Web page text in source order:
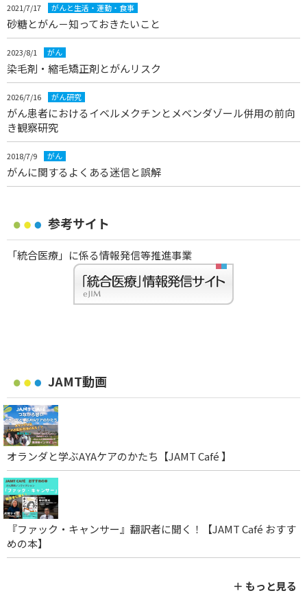
2021/7/17 がんと生活・運動・食事
砂糖とがん－知っておきたいこと
2023/8/1 がん
染毛剤・縮毛矯正剤とがんリスク
2026/7/16 がん研究
がん患者におけるイベルメクチンとメベンダゾール併用の前向
き観察研究
2018/7/9 がん
がんに関するよくある迷信と誤解
参考サイト
「統合医療」に係る情報発信等推進事業
JAMT動画
オランダと学ぶAYAケアのかたち【JAMT Café 】
『ファック・キャンサー』翻訳者に聞く！【JAMT Café おすす
めの本】
＋ もっと見る